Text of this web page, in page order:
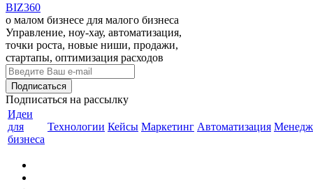
BIZ360
о малом бизнесе для малого бизнеса
Управление, ноу-хау, автоматизация,
точки роста, новые ниши, продажи,
стартапы, оптимизация расходов
Подписаться на рассылку
Идеи
для
бизнеса
Технологии Кейсы Маркетинг Автоматизация